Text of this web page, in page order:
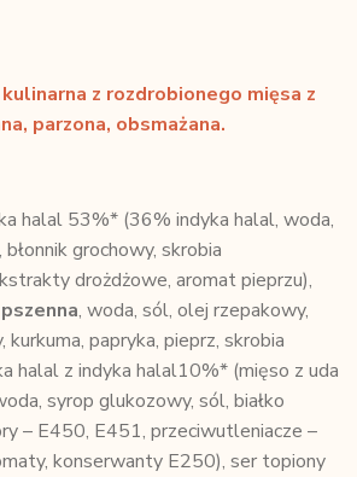
z rozdrobionego mięsa z
parzona, obsmażana.
halal 53%* (36% indyka halal, woda,
grochowy, skrobia
drożdżowe, aromat pieprzu),
pszenna, woda, sól, olej rzepakowy,
papryka, pieprz, skrobia
halal z indyka halal10%* (mięso z uda
syrop glukozowy, sól, białko
– E450, E451, przeciwutleniacze –
konserwanty E250), ser topiony